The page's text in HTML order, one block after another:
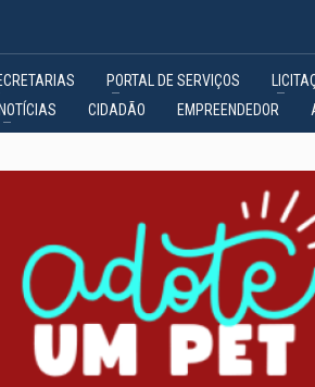
PORTAL DE SERVIÇOS
CIDADÃO EMPREENDEDOR